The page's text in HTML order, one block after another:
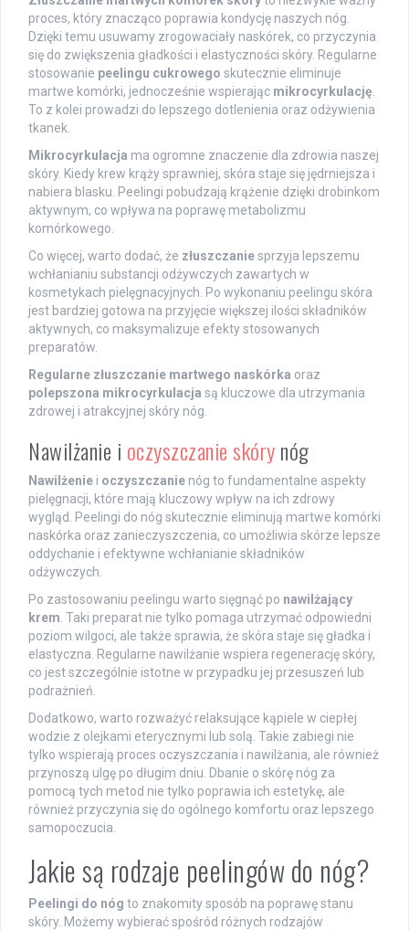
proces, który znacząco poprawia kondycję naszych nóg.
Dzięki temu usuwamy zrogowaciały naskórek, co przyczynia
się do zwiększenia gładkości i elastyczności skóry. Regularne
stosowanie peelingu cukrowego skutecznie eliminuje
martwe komórki, jednocześnie wspierając mikrocyrkulację
To z kolei prowadzi do lepszego dotlenienia oraz odżywienia
tkanek.
Mikrocyrkulacja ma ogromne znaczenie dla zdrowia naszej
skóry. Kiedy krew krąży sprawniej, skóra staje się jędrniejsza i
nabiera blasku. Peelingi pobudzają krążenie dzięki drobinkom
aktywnym, co wpływa na poprawę metabolizmu
komórkowego.
Co więcej, warto dodać, że złuszczaniesprzyja lepszemu
wchłanianiu substancji odżywczych zawartych w
kosmetykach pielęgnacyjnych. Po wykonaniu peelingu skóra
jest bardziej gotowa na przyjęcie większej ilości składników
aktywnych, co maksymalizuje efekty stosowanych
preparatów.
Regularne złuszczanie martwego naskórka oraz
polepszona mikrocyrkulacja są kluczowe dla utrzymania
zdrowej i atrakcyjnej skóry nóg.
Nawilżanie i oczyszczanie skórynóg
Nawilżenie i oczyszczanie nóg to fundamentalne aspekty
pielęgnacji, które mają kluczowy wpływ na ich zdrowy
wygląd. Peelingi do nóg skutecznie eliminują martwe komórki
naskórka oraz zanieczyszczenia, co umożliwia skórze lepsze
oddychanie i efektywne wchłanianie składników
odżywczych.
Po zastosowaniu peelingu warto sięgnąć po nawilżający
krem . Taki preparat nie tylko pomaga utrzymać odpowiedni
poziom wilgoci, ale także sprawia, że skóra staje się gładka i
elastyczna. Regularne nawilżanie wspiera regenerację skóry,
co jest szczególnie istotne w przypadku jej przesuszeń lub
podrażnień.
Dodatkowo, warto rozważyć relaksujące kąpiele w ciepłej
wodzie z olejkami eterycznymi lub solą. Takie zabiegi nie
tylko wspierają proces oczyszczania i nawilżania, ale również
przynoszą ulgę po długim dniu. Dbanie o skórę nóg za
pomocą tych metod nie tylko poprawia ich estetykę, ale
również przyczynia się do ogólnego komfortu oraz lepszego
samopoczucia.
Jakie są rodzaje peelingów do nóg?
Peelingi do nóg to znakomity sposób na poprawę stanu
skóry. Możemy wybierać spośród różnych rodzajów